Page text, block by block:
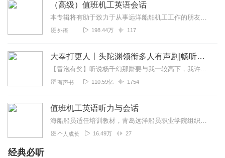
（高级）值班机工英语会话
本专辑将有助于致力于从事远洋船舶机工工作的朋友们，祝你们顺利通过考试，拿到适任证书。
外语 198.44万 117
大奉打更人丨头陀渊领衔多人有声剧|畅听全集|王鹤棣、田曦薇主演影视剧原著|卖报小郎君
【冒泡有奖】听说杨千幻那厮要与我一较高下，我许七安要开始装叉了！快进入声音播放页戳下方输入框，冒个泡偷偷告诉我，我要用哪些诗词才能胜过他？说得好的，有赏！202...
有声书 110.59亿 1754
值班机工英语听力与会话
海船船员适任培训教材，青岛远洋船员职业学院组织编写（2019版）
个人成长 16.49万 27
经典必听